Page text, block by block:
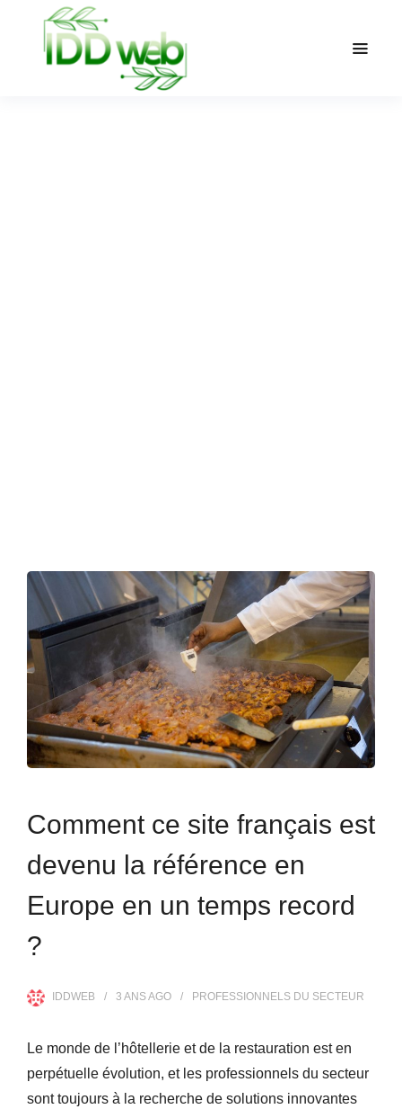
Comment ce site français est
devenu la référence en
Europe en un temps record
?
IDDWEB 3 ANSAGO PROFESSIONNELS DU SECTEUR
Le monde de l’hôtellerie et de la restauration est en
perpétuelle évolution, et les professionnels du secteur
sont toujours à la recherche de solutions innovantes